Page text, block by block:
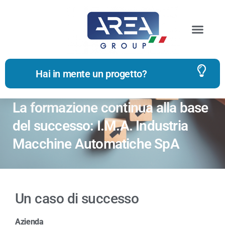
Hai in mente un progetto?
La formazione continua alla base
del successo: I.M.A. Industria
Macchine Automatiche SpA
Un caso di successo
Azienda